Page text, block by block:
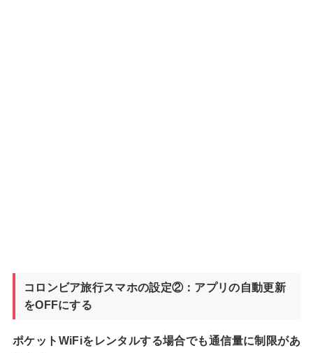
コロンビア旅行スマホの設定②：アプリの自動更新
をOFFにする
ポケットWiFiをレンタルする場合でも通信量に制限があ